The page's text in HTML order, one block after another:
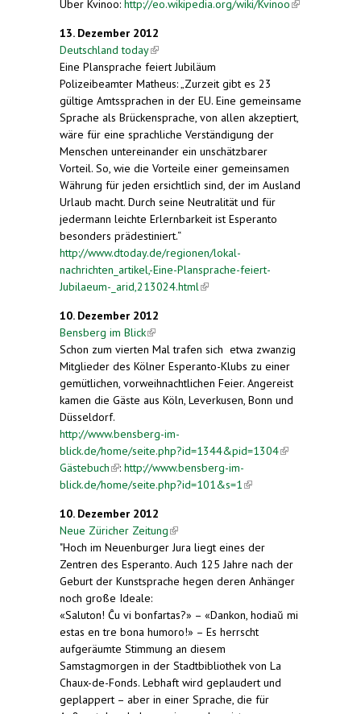
Über Kvinoo: http://eo.wikipedia.org/wiki/Kvinoo(link is
13. Dezember 2012
Deutschland today(link is external)
Eine Plansprache feiert Jubiläum
Polizeibeamter Matheus: „Zurzeit gibt es 23
gültige Amtssprachen in der EU. Eine gemeinsame
Sprache als Brückensprache, von allen akzeptiert,
wäre für eine sprachliche Verständigung der
Menschen untereinander ein unschätzbarer
Vorteil. So, wie die Vorteile einer gemeinsamen
Währung für jeden ersichtlich sind, der im Ausland
Urlaub macht. Durch seine Neutralität und für
jedermann leichte Erlernbarkeit ist Esperanto
besonders prädestiniert.“
http://www.dtoday.de/regionen/lokal-
nachrichten_artikel,-Eine-Plansprache-feiert-
Jubilaeum-_arid,213024.html (link is external)
10. Dezember 2012
Bensberg im Blick(link is external)
Schon zum vierten Mal trafen sich etwa zwanzig
Mitglieder des Kölner Esperanto-Klubs zu einer
gemütlichen, vorweihnachtlichen Feier. Angereist
kamen die Gäste aus Köln, Leverkusen, Bonn und
Düsseldorf.
http://www.bensberg-im-
blick.de/home/seite.php?id=1344&pid=1304(link is
Gästebuch(link is external)
: http://www.bensberg-im-
blick.de/home/seite.php?id=101&s=1 (link is
10. Dezember 2012
Neue Züricher Zeitung(link is external)
"Hoch im Neuenburger Jura liegt eines der
Zentren des Esperanto. Auch 125 Jahre nach der
Geburt der Kunstsprache hegen deren Anhänger
noch große Ideale:
«Saluton! Ĉu vi bonfartas?» – «Dankon, hodiaŭ mi
estas en tre bona humoro!» – Es herrscht
aufgeräumte Stimmung an diesem
Samstagmorgen in der Stadtbibliothek von La
Chaux-de-Fonds. Lebhaft wird geplaudert und
geplappert – aber in einer Sprache, die für